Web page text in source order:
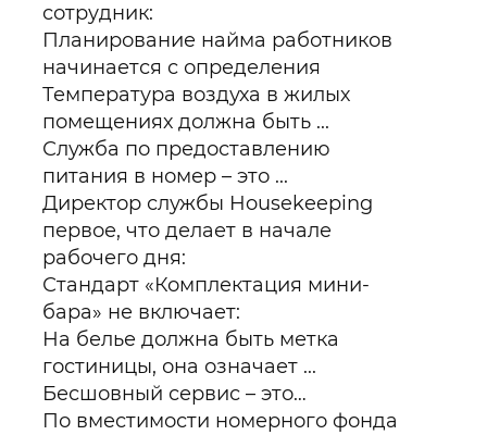
сотрудник:
Планирование найма работников
начинается с определения
Температура воздуха в жилых
помещениях должна быть ...
Служба по предоставлению
питания в номер – это ...
Директор службы Housekeeping
первое, что делает в начале
рабочего дня:
Стандарт «Комплектация мини-
бара» не включает:
На белье должна быть метка
гостиницы, она означает ...
Бесшовный сервис – это…
По вместимости номерного фонда